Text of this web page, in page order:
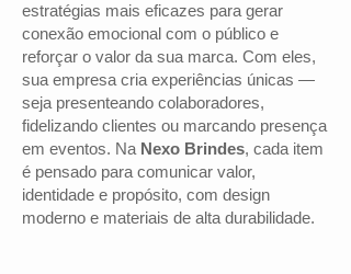
estratégias mais eficazes para gerar
conexão emocional com o público e
reforçar o valor da sua marca. Com eles,
sua empresa cria experiências únicas —
seja presenteando colaboradores,
fidelizando clientes ou marcando presença
em eventos. Na Nexo Brindes, cada item
é pensado para comunicar valor,
identidade e propósito, com design
moderno e materiais de alta durabilidade.